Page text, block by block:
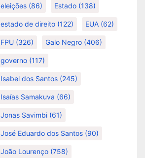
eleições (86) Estado (138)
estado de direito (122) EUA (62)
FPU (326) Galo Negro (406)
governo (117)
Isabel dos Santos (245)
Isaías Samakuva (66)
Jonas Savimbi (61)
José Eduardo dos Santos (90)
João Lourenço (758)